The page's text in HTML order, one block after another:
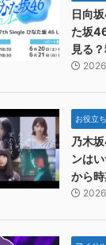
日向
た坂
見る
お役立ち
乃木
ンは
から